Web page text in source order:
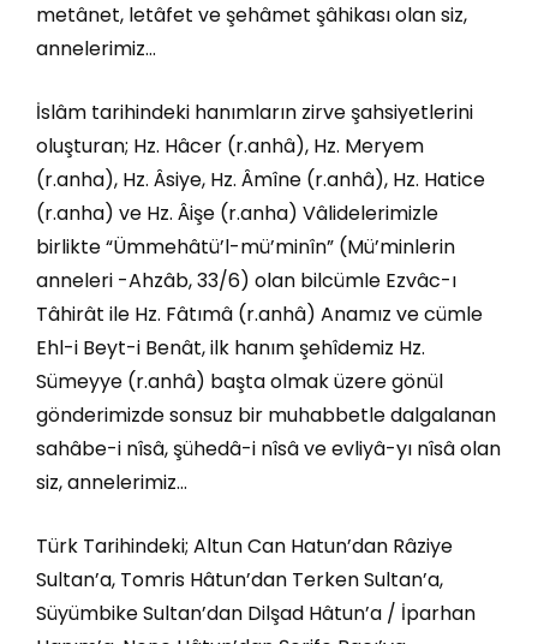
metânet, letâfet ve şehâmet şâhikası olan siz,
annelerimiz…
İslâm tarihindeki hanımların zirve şahsiyetlerini
oluşturan; Hz. Hâcer (r.anhâ), Hz. Meryem
(r.anha), Hz. Âsiye, Hz. Âmîne (r.anhâ), Hz. Hatice
(r.anha) ve Hz. Âişe (r.anha) Vâlidelerimizle
birlikte “Ümmehâtü’l-mü’minîn” (Mü’minlerin
anneleri -Ahzâb, 33/6) olan bilcümle Ezvâc-ı
Tâhirât ile Hz. Fâtımâ (r.anhâ) Anamız ve cümle
Ehl-i Beyt-i Benât, ilk hanım şehîdemiz Hz.
Sümeyye (r.anhâ) başta olmak üzere gönül
gönderimizde sonsuz bir muhabbetle dalgalanan
sahâbe-i nîsâ, şühedâ-i nîsâ ve evliyâ-yı nîsâ olan
siz, annelerimiz…
Türk Tarihindeki; Altun Can Hatun’dan Râziye
Sultan’a, Tomris Hâtun’dan Terken Sultan’a,
Süyümbike Sultan’dan Dilşad Hâtun’a / İparhan